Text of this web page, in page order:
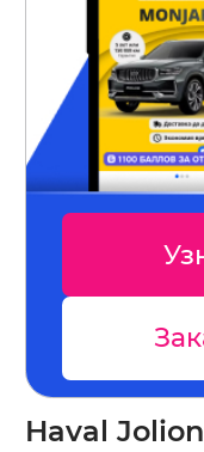
Haval Jolion